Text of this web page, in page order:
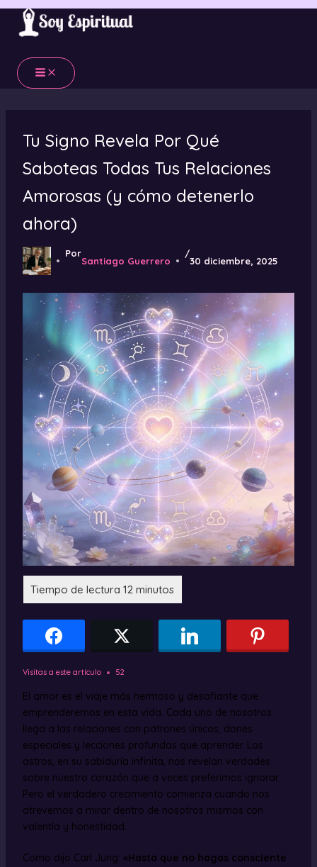
Ir
contenido
Tu Signo Revela Por Qué
Saboteas Todas Tus Relaciones
Amorosas (y cómo detenerlo
ahora)
Por
Santiago Guerrero
/
30 diciembre, 2025
Visitas a este artículo 52
El amor es el viaje más hermoso y desafiante que
emprenderemos en esta vida. Cada uno de nosotros
llega a las relaciones con patrones únicos, dones
especiales y lecciones profundas que aprender. Los
astros, en su sabiduría infinita, nos revelan verdades
sobre nuestro corazón que a veces preferimos ignorar.
Pero el verdadero crecimiento comienza cuando nos
atrevemos a mirar dentro de nosotros mismos con
valentía y honestidad.
Como dijo Carl Jung: «Hasta que no hagas consciente